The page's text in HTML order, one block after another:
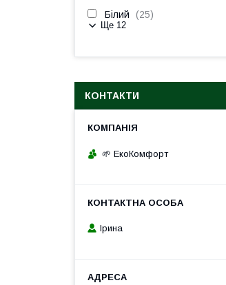
Білий 25
Ще 12
КОНТАКТИ
🌱 ЕкоКомфорт
Ірина